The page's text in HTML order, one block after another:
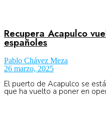
No Result
View All Result
Recupera Acapulco
españoles
Pablo Chávez Meza
26 marzo, 2025
El puerto de Acapulco se
que ha vuelto a poner en